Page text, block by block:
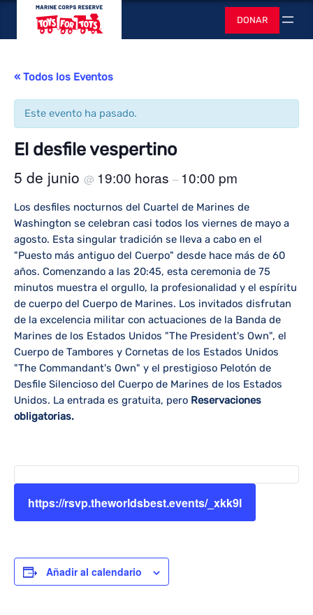
Juguetes
DONAR Buscar
« Todos los Eventos
Este evento ha pasado.
El desfile vespertino
5 de junio @ 19:00 horas – 10:00 pm
Los desfiles nocturnos del Cuartel de Marines de
Washington se celebran casi todos los viernes de mayo a
agosto. Esta singular tradición se lleva a cabo en el
"Puesto más antiguo del Cuerpo" desde hace más de 60
años. Comenzando a las 20:45, esta ceremonia de 75
minutos muestra el orgullo, la profesionalidad y el espíritu
de cuerpo del Cuerpo de Marines. Los invitados disfrutan
de la excelencia militar con actuaciones de la Banda de
Marines de los Estados Unidos "The President's Own", el
Cuerpo de Tambores y Cornetas de los Estados Unidos
"The Commandant's Own" y el prestigioso Pelotón de
Desfile Silencioso del Cuerpo de Marines de los Estados
Unidos. La entrada es gratuita, pero Reservaciones
obligatorias.
https://rsvp.theworldsbest.events/_xkk9l
Añadir al calendario